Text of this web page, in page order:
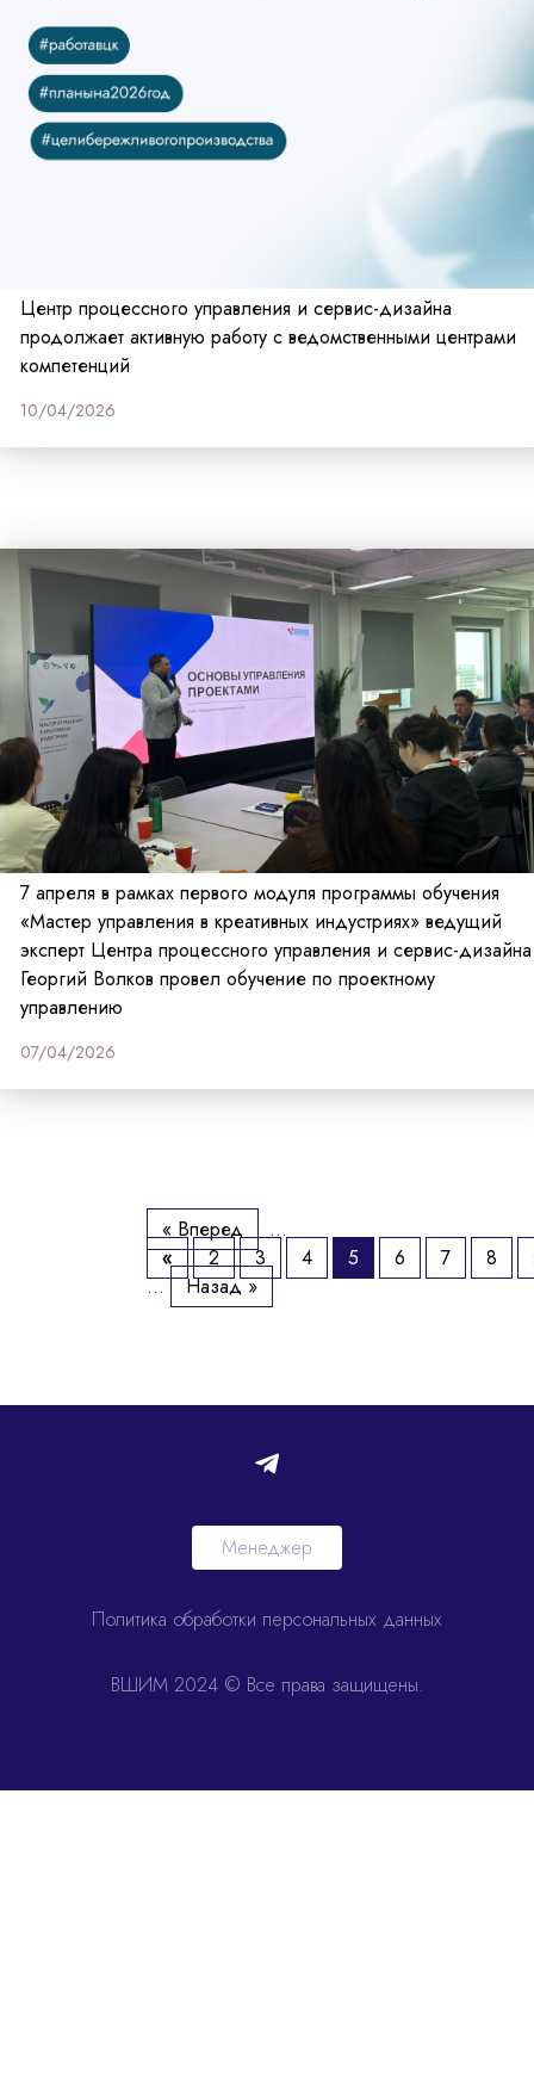
Центр процессного управления и сервис-дизайна
продолжает активную работу с ведомственными центрами
компетенций
10/04/2026
7 апреля в рамках первого модуля программы обучения
«Мастер управления в креативных индустриях» ведущий
эксперт Центра процессного управления и сервис-дизайна
Георгий Волков провел обучение по проектному
управлению
07/04/2026
« Вперед
...
«
2 3 4 5 6 7 8
... Назад »
Менеджер
Политика обработки персональных данных
ВШИМ 2024 © Все права защищены.